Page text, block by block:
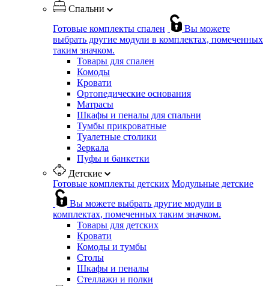
Спальни
Готовые комплекты спален
Вы можете
выбрать другие модули в комплектах, помеченных
таким значком.
Товары для спален
Комоды
Кровати
Ортопедические основания
Матрасы
Шкафы и пеналы для спальни
Тумбы прикроватные
Туалетные столики
Зеркала
Пуфы и банкетки
Детские
Готовые комплекты детских Модульные детские
Вы можете выбрать другие модули в
комплектах, помеченных таким значком.
Товары для детских
Кровати
Комоды и тумбы
Столы
Шкафы и пеналы
Стеллажи и полки